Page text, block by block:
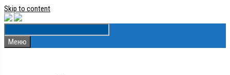
Skip to content
Меню